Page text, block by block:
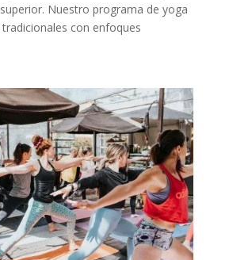
Nuestro programa de yoga
con enfoques